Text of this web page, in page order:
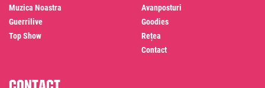
Muzica Noastra
Guerrilive
Top Show
Avanposturi
Goodies
Rețea
Contact
Contact